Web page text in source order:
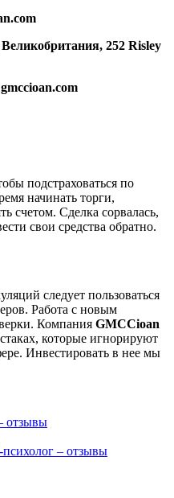
252 Risley
gmccioan.com
подстраховаться по
начинать торги,
счетом. Сделка сорвалась,
свои средства обратно.
следует пользоваться
Работа с новым
Компания GMCCioan
которые игнорируют
Инвестировать в нее мы
отзывы
– отзывы